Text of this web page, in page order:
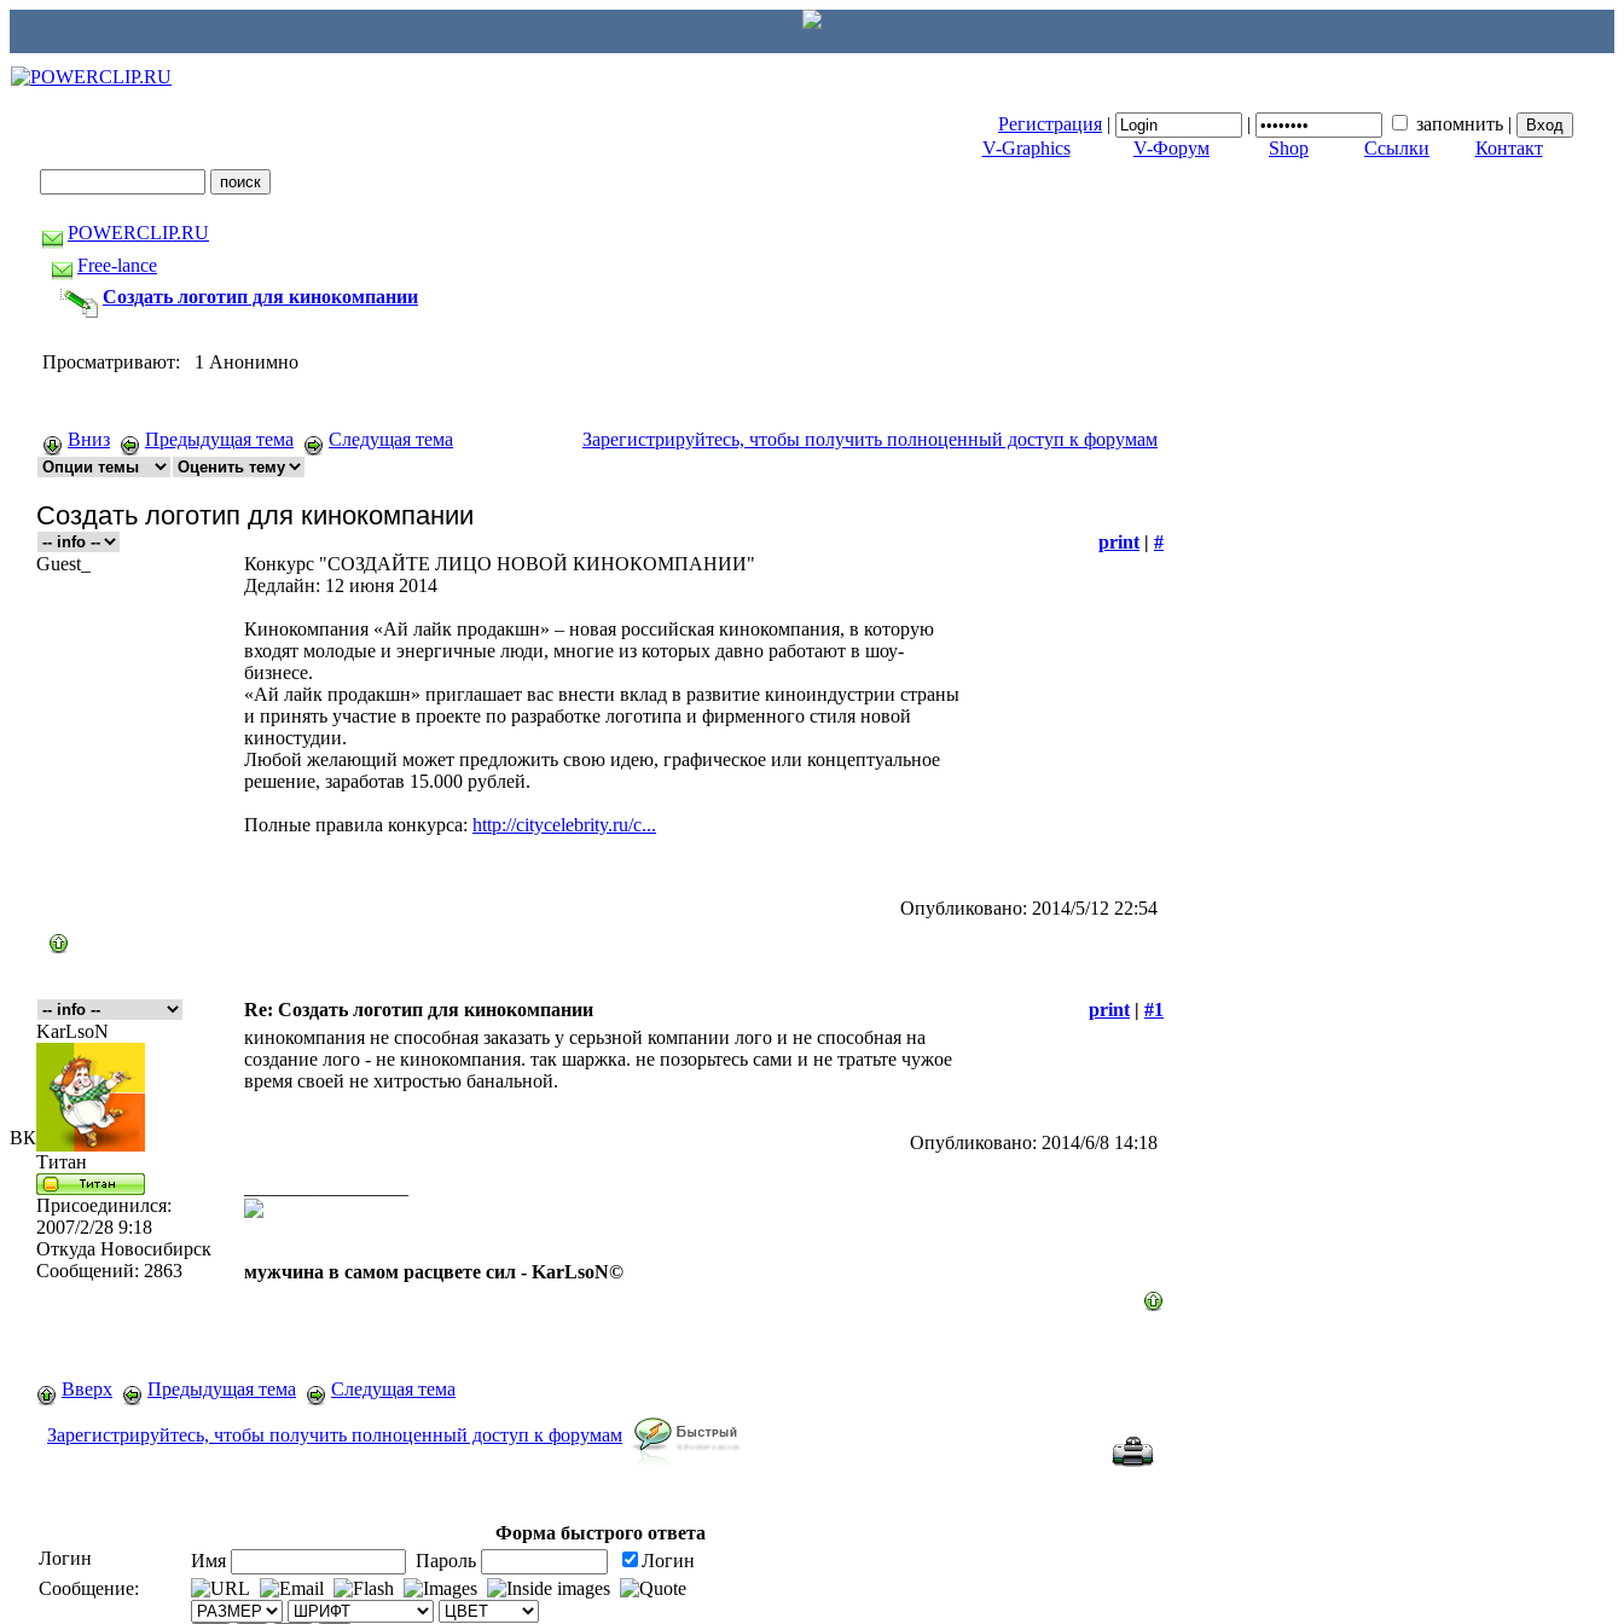
Регистрация | | запомнить |
V-Graphics
V-Форум Shop Ссылки Контакт
ВК
POWERCLIP.RU
Free-lance
Создать логотип для кинокомпании
Просматривают: 1 Анонимно
Вниз Предыдущая тема Следущая тема Зарегистрируйтесь, чтобы получить полноценный доступ к форумам
Создать логотип для кинокомпании
print | #
Guest_
Конкурс "СОЗДАЙТЕ ЛИЦО НОВОЙ КИНОКОМПАНИИ"
Дедлайн: 12 июня 2014
Кинокомпания «Ай лайк продакшн» – новая российская кинокомпания, в которую
входят молодые и энергичные люди, многие из которых давно работают в шоу-
бизнесе.
«Ай лайк продакшн» приглашает вас внести вклад в развитие киноиндустрии страны
и принять участие в проекте по разработке логотипа и фирменного стиля новой
киностудии.
Любой желающий может предложить свою идею, графическое или концептуальное
решение, заработав 15.000 рублей.
Полные правила конкурса: http://citycelebrity.ru/c...
Опубликовано: 2014/5/12 22:54
Re: Создать логотип для кинокомпании print | #1
KarLsoN
Титан
Присоединился:
2007/2/28 9:18
Откуда Новосибирск
Сообщений: 2863
кинокомпания не способная заказать у серьзной компании лого и не способная на
создание лого - не кинокомпания. так шаржка. не позорьтесь сами и не тратьте чужое
время своей не хитростью банальной.
Опубликовано: 2014/6/8 14:18
мужчина в самом расцвете сил - KarLsoN©
Вверх Предыдущая тема Следущая тема
Зарегистрируйтесь, чтобы получить полноценный доступ к форумам
Форма быстрого ответа
Логин
Имя Пароль
Логин
Сообщение: